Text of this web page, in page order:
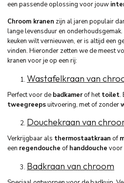
een passende oplossing voor jouw
Chroom kranen zijn al jaren populair
lange levensduur en
keuken wilt vernieuwen, er is altijd een
vinden. Hieronder zetten we de meest
kranen voor je op een rij:
Wastafelkraan van
Perfect voor de badkamerof hettoilet.
tweegreepsuitvoering, met of zonder
Douchekraan van
Verkrijgbaar als thermostaatkraan of
een regendouche of handdouche voor
Badkraan van chroom